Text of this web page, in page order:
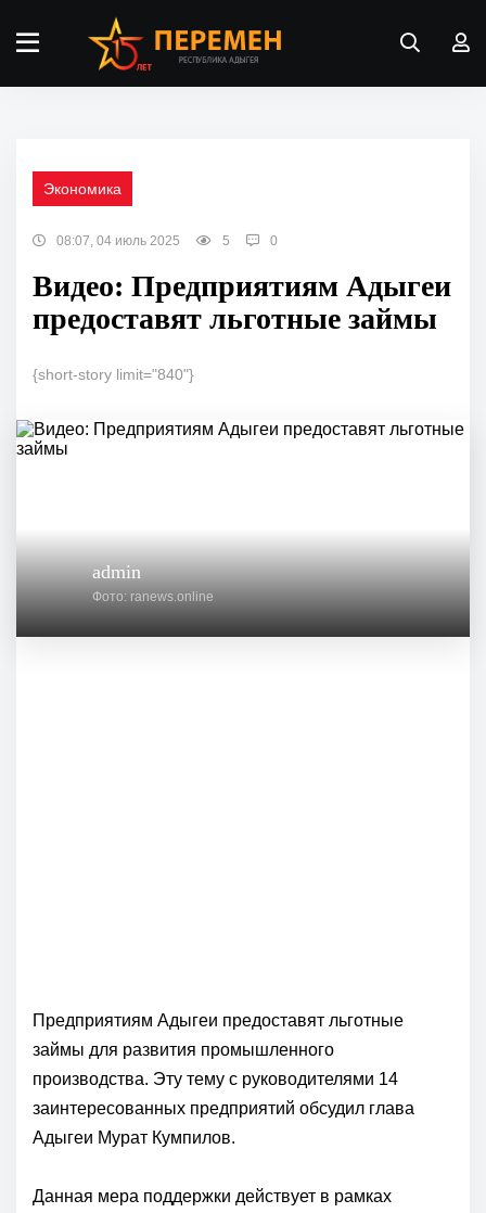
Экономика
08:07, 04 июль 2025 5 0
Видео: Предприятиям Адыгеи
предоставят льготные займы
{short-story limit="840"}
admin
Фото: ranews.online
Предприятиям Адыгеи предоставят льготные
займы для развития промышленного
производства. Эту тему с руководителями 14
заинтересованных предприятий обсудил глава
Адыгеи Мурат Кумпилов.
Данная мера поддержки действует в рамках